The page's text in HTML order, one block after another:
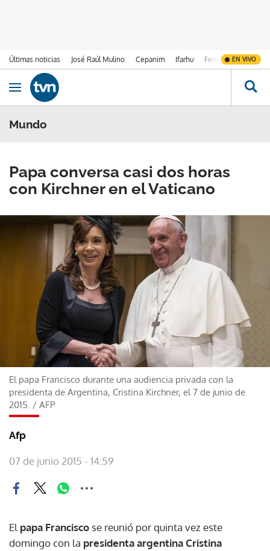
Últimas noticias José Raúl Mulino Cepanim Ifarhu Fenómeno de El
EN VIVO
Ir al contenido
Obrir navegació
Mundo
Papa conversa casi dos horas
con Kirchner en el Vaticano
El papa Francisco durante una audiencia privada con la
presidenta de Argentina, Cristina Kirchner, el 7 de junio de
2015. / AFP
Afp
07 de junio 2015 - 14:59
El papa Francisco se reunió por quinta vez este
domingo con la presidenta argentina Cristina